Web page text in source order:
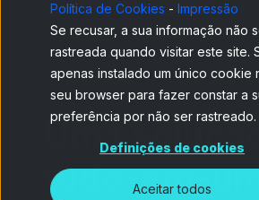
Política de Cookies - Impressão
Se recusar, a sua informação não
rastreada quando visitar este site.
apenas instalado um único cookie
seu browser para fazer constar a
preferência por não ser rastreado.
Definições de cookies
Aceitar todos
Uma solução
tudo-em-